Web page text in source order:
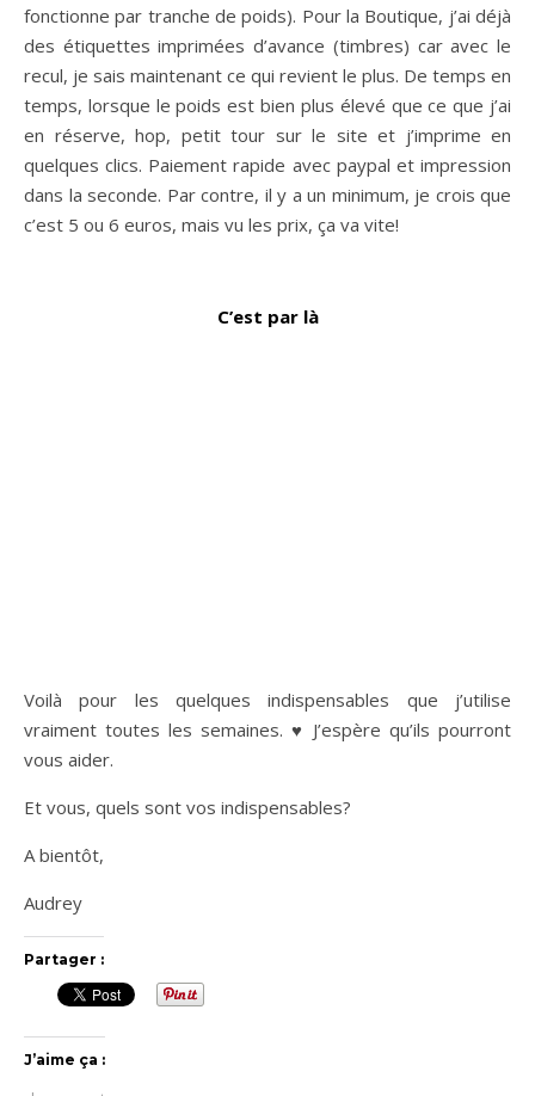
fonctionne par tranche de poids). Pour la Boutique, j’ai déjà
des étiquettes imprimées d’avance (timbres) car avec le
recul, je sais maintenant ce qui revient le plus. De temps en
temps, lorsque le poids est bien plus élevé que ce que j’ai
en réserve, hop, petit tour sur le site et j’imprime en
quelques clics. Paiement rapide avec paypal et impression
dans la seconde. Par contre, il y a un minimum, je crois que
c’est 5 ou 6 euros, mais vu les prix, ça va vite!
C’est par là
Voilà pour les quelques indispensables que j’utilise
vraiment toutes les semaines. ♥ J’espère qu’ils pourront
vous aider.
Et vous, quels sont vos indispensables?
A bientôt,
Audrey
Partager :
J’aime ça :